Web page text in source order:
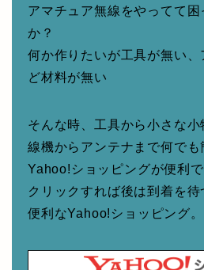
アマチュア無線をやってて
か？
何か作りたいが工具が無い
ど材料が無い
そんな時、工具から小さな
線機からアンテナまで何でも
Yahoo!ショッピングが便利で
クリックすれば後は到着を
便利なYahoo!ショッピング。